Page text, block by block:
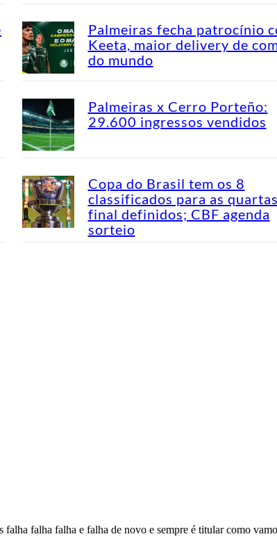
Palmeiras fecha patrocínio
Keeta, maior delivery de
do mundo
Palmeiras x Cerro Porteño:
29.600 ingressos vendidos
Copa do Brasil tem os 8
classificados para as
final definidos; CBF agenda
sorteio